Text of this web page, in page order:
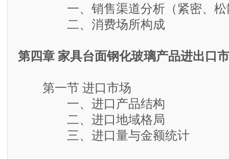
一、销售渠道分析（紧密、松
二、消费场所构成
第四章 家具台面钢化玻璃产品进出口
第一节 进口市场
一、进口产品结构
二、进口地域格局
三、进口量与金额统计